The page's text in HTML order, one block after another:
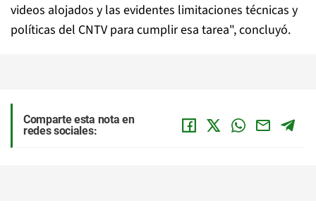
videos alojados y las evidentes limitaciones técnicas y
políticas del CNTV para cumplir esa tarea", concluyó.
Comparte esta nota en
redes sociales: